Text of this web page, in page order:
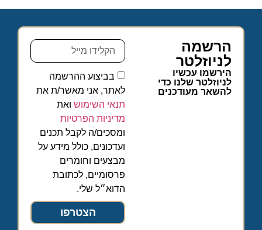
הרשמה
לניוזלטר
הירשמו עכשיו
לניוזלטר שלנו כדי
להשאר מעודכנים
בביצוע ההרשמה
לאתר, אני מאשר/ת את
תנאי השימוש ואת
מדיניות הפרטיות
ומסכים/ה לקבל תכנים
ועדכונים, כולל מידע על
מבצעים וחומרים
פרסומיים, לכתובת
הדוא״ל שלי.
הצטרפו